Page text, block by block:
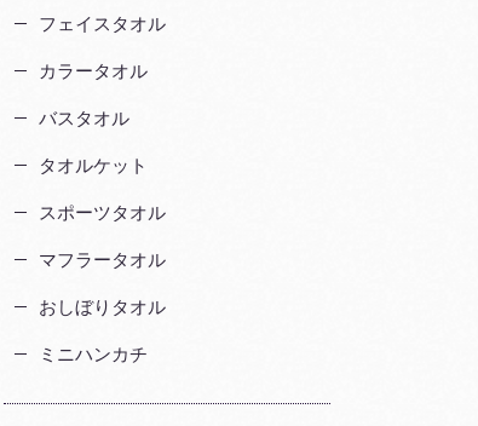
フェイスタオル
カラータオル
バスタオル
タオルケット
スポーツタオル
マフラータオル
おしぼりタオル
ミニハンカチ